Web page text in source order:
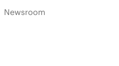
Newsroom